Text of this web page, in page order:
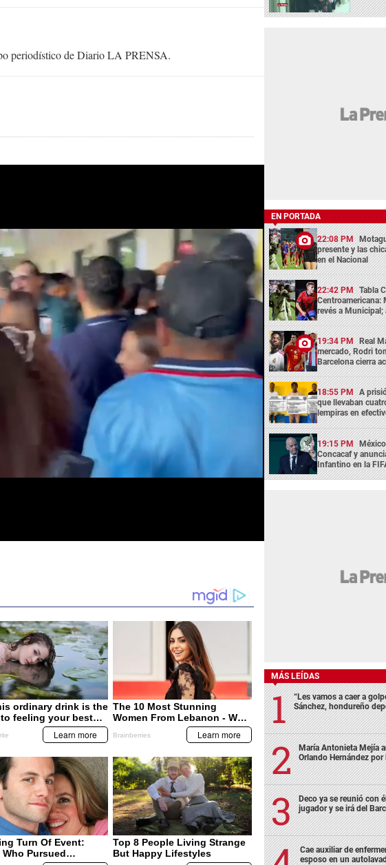
periodístico de Diario LA PRENSA.
EN PORTADA
22:08 PM
presente y las
en el Nacional
22:42 PM Tabla
Centroamericana:
revés a Municipal;
19:34 PM Real
mercado, Rodri
Barcelona cierra
18:55 PM A
que llevaban
lempiras en
19:15 PM
Concacaf y
Infantino en la
MÁS LEÍDAS
“Les vamos a caer a
Sánchez, hondureño
María Antonieta Mejía
Orlando Hernández por
Deco ya se reunió con
jugador y se irá del
Cae auxiliar de
esposo en un